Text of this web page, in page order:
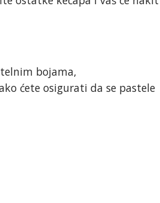
bojama,
ćete osigurati da se pastele